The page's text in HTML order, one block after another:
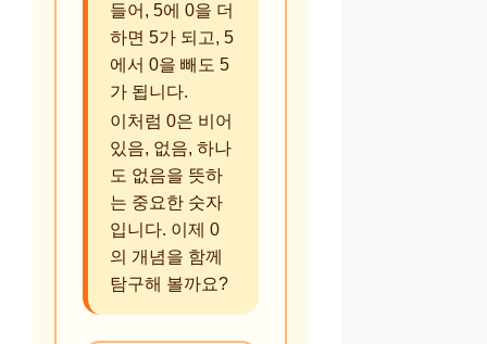
들어, 5에 0을 더
하면 5가 되고, 5
에서 0을 빼도 5
가 됩니다.
이처럼 0은 비어
있음, 없음, 하나
도 없음을 뜻하
는 중요한 숫자
입니다. 이제 0
의 개념을 함께
탐구해 볼까요?